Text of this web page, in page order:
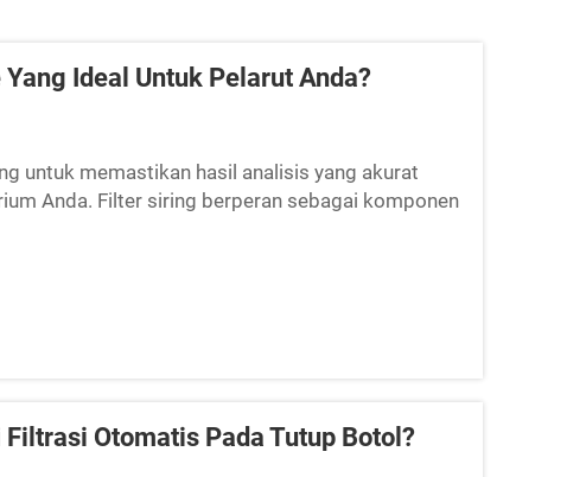
Ideal Untuk Pelarut Anda?
untuk memastikan hasil analisis yang akurat
Anda. Filter siring berperan sebagai komponen
partikulat dan...
Otomatis Pada Tutup Botol?